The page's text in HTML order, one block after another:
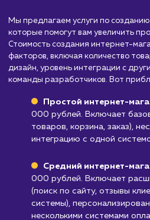
Компаниям и
товаром или услугой
не связана с
создание интернет-
излишним.
Малым бизнесам
не планируют вести
больше нуждаются в
или портфолио.
Узнать почему